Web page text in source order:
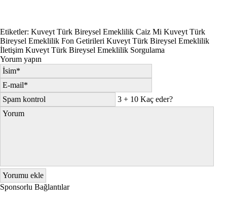
Etiketler: Kuveyt Türk Bireysel Emeklilik Caiz Mi Kuveyt Türk
Bireysel Emeklilik Fon Getirileri Kuveyt Türk Bireysel Emeklilik
İletişim Kuveyt Türk Bireysel Emeklilik Sorgulama
Yorum yapın
3 + 10 Kaç eder?
Sponsorlu Bağlantılar